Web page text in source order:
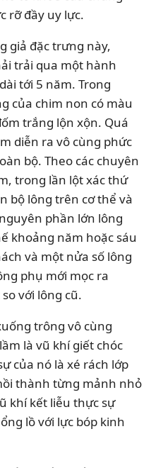
rỡ đầy uy lực.
giả đặc trưng này,
trải qua một hành
tới 5 năm. Trong
của chim non có màu
trắng lộn xộn. Quá
diễn ra vô cùng phức
bộ. Theo các chuyên
trong lần lột xác thứ
bộ lông trên cơ thể và
phần lớn lông
khoảng năm hoặc sáu
và một nửa số lông
phụ mới mọc ra
với lông cũ.
trông vô cùng
là vũ khí giết chóc
của nó là xé rách lớp
thành từng mảnh nhỏ
khí kết liễu thực sự
lồ với lực bóp kinh